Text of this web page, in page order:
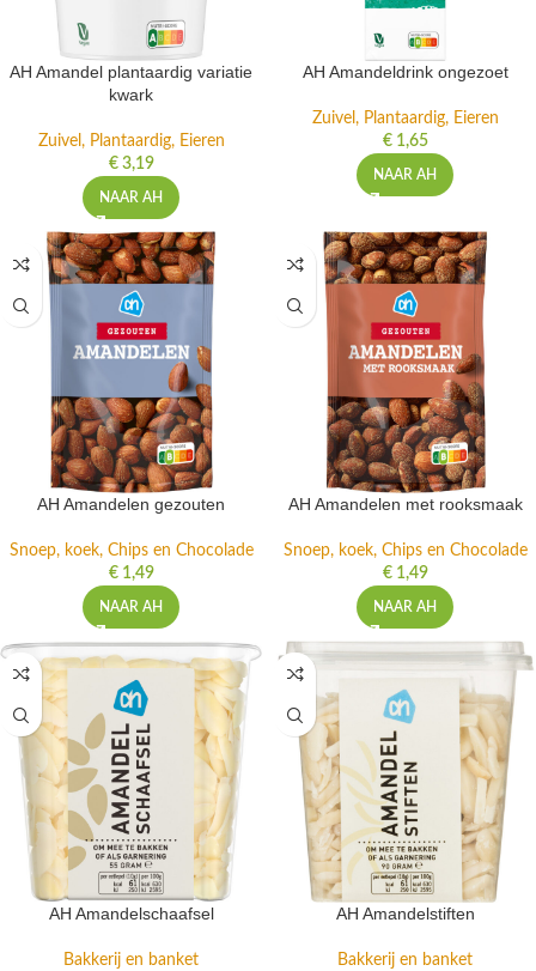
AH Amandel plantaardig variatie
kwark
Zuivel, Plantaardig, Eieren
€3,19
NAAR AH
AH Amandeldrink ongezoet
Zuivel, Plantaardig, Eieren
€1,65
NAAR AH
AH Amandelen gezouten
Snoep, koek, Chips en Chocolade
€1,49
NAAR AH
AH Amandelen met rooksmaak
Snoep, koek, Chips en Chocolade
€1,49
NAAR AH
AH Amandelschaafsel
Bakkerij en banket
AH Amandelstiften
Bakkerij en banket